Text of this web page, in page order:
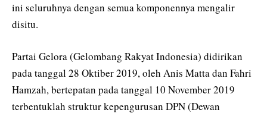
ini seluruhnya dengan semua komponennya mengalir
disitu.
Partai Gelora (Gelombang Rakyat Indonesia) didirikan
pada tanggal 28 Oktiber 2019, oleh Anis Matta dan Fahri
Hamzah, bertepatan pada tanggal 10 November 2019
terbentuklah struktur kepengurusan DPN (Dewan